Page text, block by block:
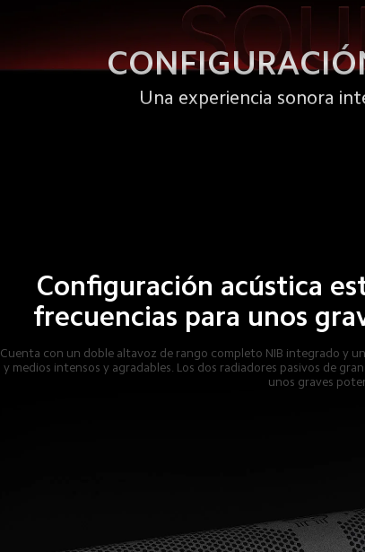
Una experiencia sonora
Configuración acústica
frecuencias para unos
Cuenta con un doble altavoz de rango completo NIB integrado y
y medios intensos y agradables. Los dos radiadores pasivos de
unos graves